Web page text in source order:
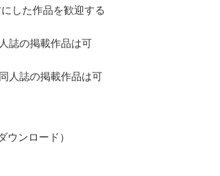
した作品を歓迎する
誌の掲載作品は可
人誌の掲載作品は可
ウンロード）